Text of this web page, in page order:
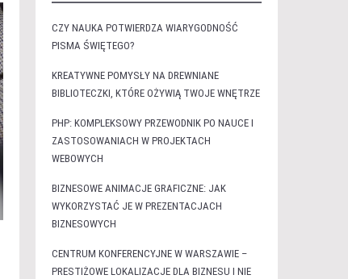
CZY NAUKA POTWIERDZA WIARYGODNOŚĆ
PISMA ŚWIĘTEGO?
KREATYWNE POMYSŁY NA DREWNIANE
BIBLIOTECZKI, KTÓRE OŻYWIĄ TWOJE WNĘTRZE
PHP: KOMPLEKSOWY PRZEWODNIK PO NAUCE I
ZASTOSOWANIACH W PROJEKTACH
WEBOWYCH
BIZNESOWE ANIMACJE GRAFICZNE: JAK
WYKORZYSTAĆ JE W PREZENTACJACH
BIZNESOWYCH
CENTRUM KONFERENCYJNE W WARSZAWIE –
PRESTIŻOWE LOKALIZACJE DLA BIZNESU I NIE